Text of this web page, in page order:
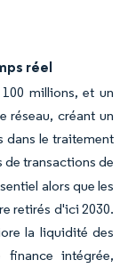
réel
millions, et un
réseau, créant un
dans le traitement
de transactions de
alors que les
retirés d'ici 2030.
la liquidité des
intégrée,